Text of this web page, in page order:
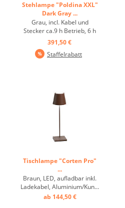
Stehlampe "Poldina XXL"
Dark Gray ...
Grau, incl. Kabel und
Stecker ca.9 h Betrieb, 6 h
Ladung, IP54 ...
391,50 €
Staffelrabatt
Tischlampe "Corten Pro"
...
Braun, LED, aufladbar inkl.
Ladekabel, Aluminium/Kunststoff,
ca. 9 h Betrieb, dimmbar ...
ab 144,50 €